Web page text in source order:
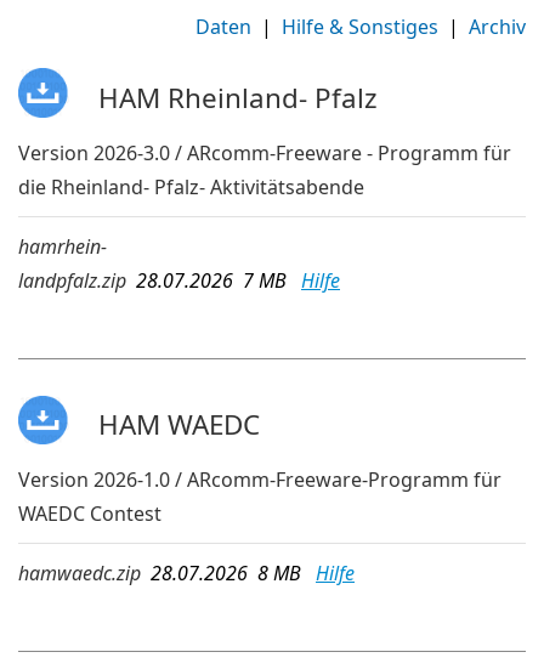
Daten | Hilfe & Sonstiges | Archiv
HAM Rheinland- Pfalz
Version 2026-3.0 / ARcomm-Freeware - Programm für
die Rheinland- Pfalz- Aktivitätsabende
hamrhein-
landpfalz.zip 28.07.2026 7 MB Hilfe
HAM WAEDC
Version 2026-1.0 / ARcomm-Freeware-Programm für
WAEDC Contest
hamwaedc.zip 28.07.2026 8 MB Hilfe